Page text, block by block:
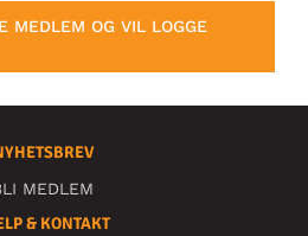
MEDLEM OG VIL LOGGE
MEDLEM
& KONTAKT